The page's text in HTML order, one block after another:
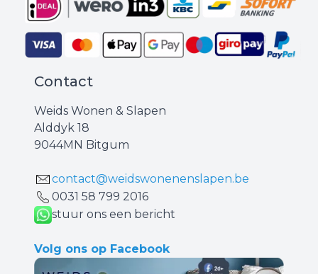
Contact
Weids Wonen & Slapen
Alddyk 18
9044MN Bitgum
contact@weidswonenenslapen.be
0031 ‪58 799 2016‬
stuur ons een bericht
Volg ons op Facebook